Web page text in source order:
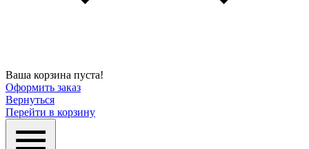
Ваша корзина пуста!
Оформить заказ
Вернуться
Перейти в корзину